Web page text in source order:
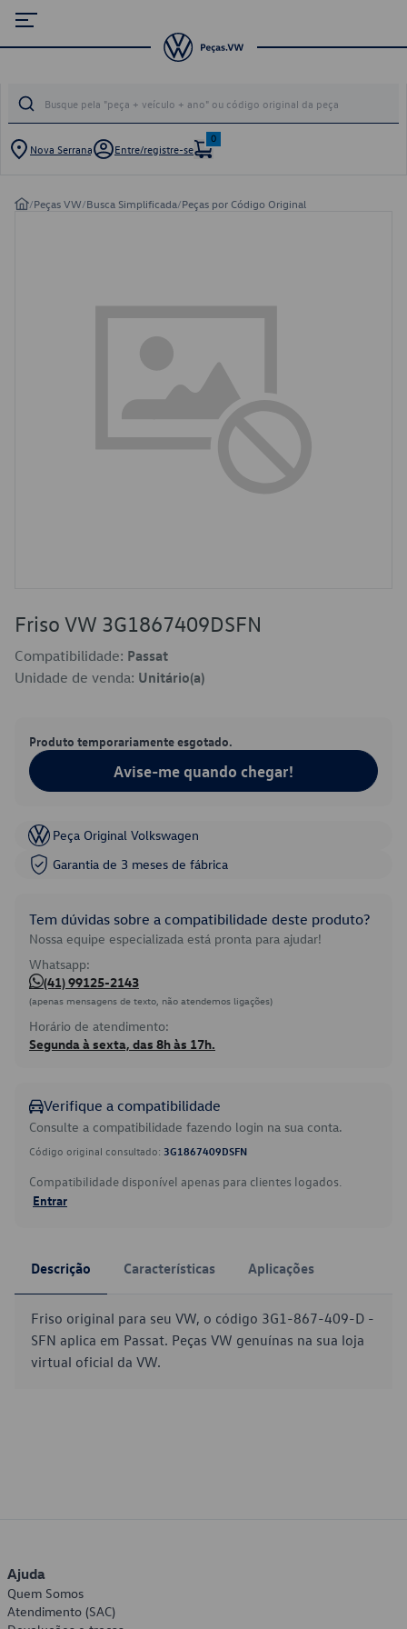
Nova Serrana Entre/registre-se
0
/Peças VW/Busca Simplificada/Peças por Código Original
Friso VW 3G1867409DSFN
Compatibilidade: Passat
Unidade de venda: Unitário(a)
Produto temporariamente esgotado.
Avise-me quando chegar!
Peça Original Volkswagen
Garantia de 3 meses de fábrica
Tem dúvidas sobre a compatibilidade deste produto?
Nossa equipe especializada está pronta para ajudar!
Whatsapp:
(41) 99125-2143
(apenas mensagens de texto, não atendemos ligações)
Horário de atendimento:
Segunda à sexta, das 8h às 17h.
Verifique a compatibilidade
Consulte a compatibilidade fazendo login na sua conta.
Código original consultado: 3G1867409DSFN
Compatibilidade disponível apenas para clientes logados.
Entrar
Descrição Características Aplicações
Friso original para seu VW, o código 3G1-867-409-D -
SFN aplica em Passat. Peças VW genuínas na sua loja
virtual oficial da VW.
Ajuda
Quem Somos
Atendimento (SAC)